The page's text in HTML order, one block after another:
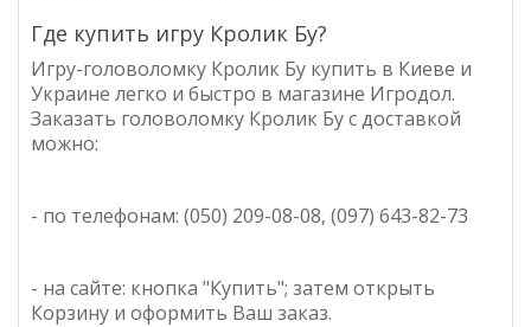
Где купить игру Кролик Бу?
Игру-головоломку Кролик Бу купить в Киеве и
Украине легко и быстро в магазине Игродол.
Заказать головоломку Кролик Бу с доставкой
можно:
- по телефонам: (050) 209-08-08, (097) 643-82-73
- на сайте: кнопка "Купить"; затем открыть
Корзину и оформить Ваш заказ.